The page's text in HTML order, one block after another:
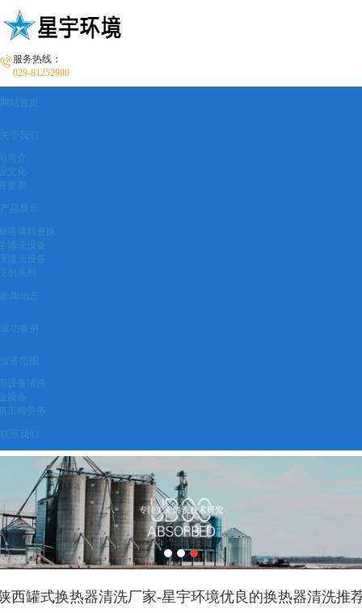
服务热线：
029-81252980
网站首页
关于我们
简介
文化
资质
产品展示
塔填料更换
清洗设备
清洗设备
剂系列
新闻动态
成功案例
业务范围
设备清洗
设备
工程劳务
联系我们
西罐式换热器清洗厂家-星宇环境优良的换热器清洗推